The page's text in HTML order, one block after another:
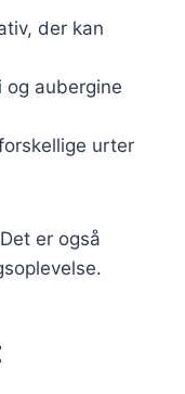
der kan
og aubergine
urter
er også